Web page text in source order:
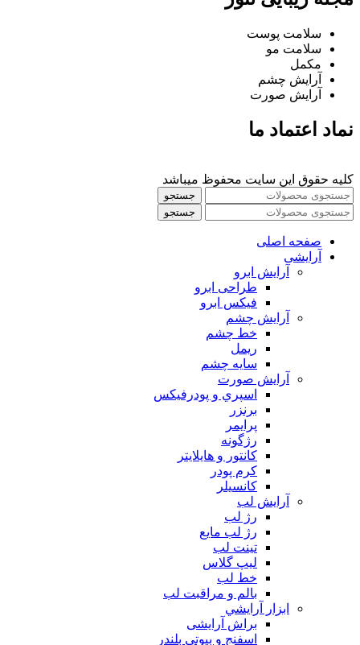
سلامت پوست
سلامت مو
مکمل
آرایش چشم
آرایش صورت
نماد اعتماد ما
کلیه حقوق این سایت محفوظ میباشد
جستجو
جستجو
صفحه اصلی
آرایشی
آرايش ابرو
طراحی ابرو
فیکس ابرو
آرايش چشم
خط چشم
ريمل
سايه چشم
آرايش صورت
اسپري و پودرفيكس
برنزر
پرايمر
رژگونه
كانتور و هايلايتر
كرم پودر
كانسيلر
آرايش لب
رژ لب
رژ لب مایع
تینت لب
لیپ گلاس
خط لب
بالم و مراقبت لب
ابزار آرايشي
براش آرایشی
اسفنج و بیوتی بلندر